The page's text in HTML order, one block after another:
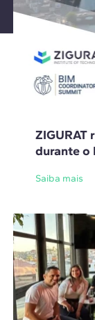
ZIGURAT
durante o
Saiba mais